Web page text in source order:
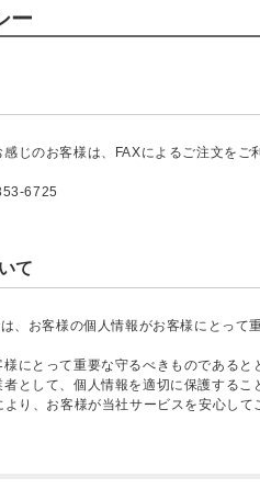
ー
じのお客様は、FAXによるご注文をご
6725
て
、お客様の個人情報がお客様にとって
にとって重要な守るべきものである
として、個人情報を適切に保護する
り、お客様が当社サービスを安心し